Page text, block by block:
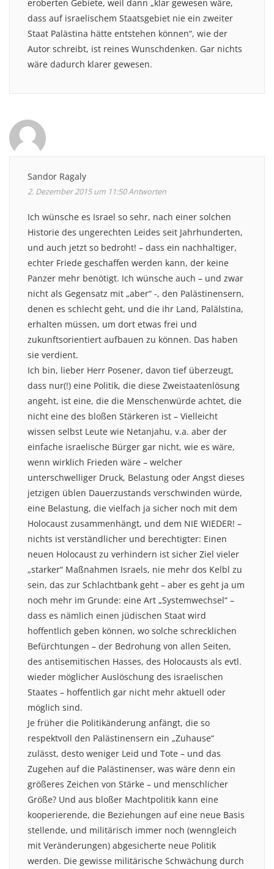
eroberten Gebiete, weil dann „klar gewesen wäre,
dass auf israelischem Staatsgebiet nie ein zweiter
Staat Palästina hätte entstehen können“, wie der
Autor schreibt, ist reines Wunschdenken. Gar nichts
wäre dadurch klarer gewesen.
Sandor Ragaly
2. Dezember 2015 um 11:50Antworten
Ich wünsche es Israel so sehr, nach einer solchen
Historie des ungerechten Leides seit Jahrhunderten,
und auch jetzt so bedroht! – dass ein nachhaltiger,
echter Friede geschaffen werden kann, der keine
Panzer mehr benötigt. Ich wünsche auch – und zwar
nicht als Gegensatz mit „aber“ -, den Palästinensern,
denen es schlecht geht, und die ihr Land, Palälstina,
erhalten müssen, um dort etwas frei und
zukunftsorientiert aufbauen zu können. Das haben
sie verdient.
Ich bin, lieber Herr Posener, davon tief überzeugt,
dass nur(!) eine Politik, die diese Zweistaatenlösung
angeht, ist eine, die die Menschenwürde achtet, die
nicht eine des bloßen Stärkeren ist – Vielleicht
wissen selbst Leute wie Netanjahu, v.a. aber der
einfache israelische Bürger gar nicht, wie es wäre,
wenn wirklich Frieden wäre – welcher
unterschwelliger Druck, Belastung oder Angst dieses
jetzigen üblen Dauerzustands verschwinden würde,
eine Belastung, die vielfach ja sicher noch mit dem
Holocaust zusammenhängt, und dem NIE WIEDER! –
nichts ist verständlicher und berechtigter: Einen
neuen Holocaust zu verhindern ist sicher Ziel vieler
„starker“ Maßnahmen Israels, nie mehr dos Kelbl zu
sein, das zur Schlachtbank geht – aber es geht ja um
noch mehr im Grunde: eine Art „Systemwechsel“ –
dass es nämlich einen jüdischen Staat wird
hoffentlich geben können, wo solche schrecklichen
Befürchtungen – der Bedrohung von allen Seiten,
des antisemitischen Hasses, des Holocausts als evtl.
wieder möglicher Auslöschung des israelischen
Staates – hoffentlich gar nicht mehr aktuell oder
möglich sind.
Je früher die Politikänderung anfängt, die so
respektvoll den Palästinensern ein „Zuhause“
zulässt, desto weniger Leid und Tote – und das
Zugehen auf die Palästinenser, was wäre denn ein
größeres Zeichen von Stärke – und menschlicher
Größe? Und aus bloßer Machtpolitik kann eine
kooperierende, die Beziehungen auf eine neue Basis
stellende, und militärisch immer noch (wenngleich
mit Veränderungen) abgesicherte neue Politik
werden. Die gewisse militärische Schwächung durch